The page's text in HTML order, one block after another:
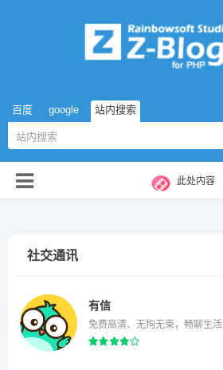
百度 google 站内搜索
此处内容
社交通讯
有信
免费高清、无拘无束，畅聊生活